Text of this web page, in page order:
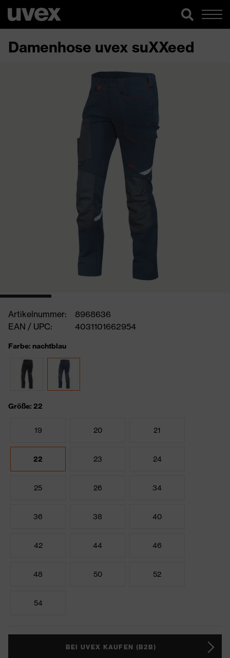
Damenhose uvex suXXeed
Artikelnummer:
8968636
EAN / UPC:
4031101662954
Farbe: nachtblau
Größe: 22
19 20 21
22 23 24
25 26 34
36 38 40
42 44 46
48 50 52
54
BEI UVEX KAUFEN (B2B)